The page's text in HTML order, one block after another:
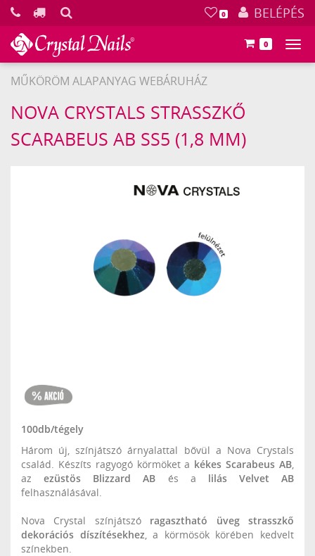
0 BELÉPÉS
0
MŰKÖRÖM ALAPANYAG WEBÁRUHÁZ
Crystal
Nails
NOVA CRYSTALS STRASSZKŐ
SCARABEUS AB SS5 (1,8 MM)
100db/tégely
Három új, színjátszó árnyalattal bővül a Nova Crystals
család. Készíts ragyogó körmöket a kékes Scarabeus AB,
azezüstös Blizzard AB és a lilás Velvet AB
felhasználásával.
Nova Crystal színjátszó ragasztható üveg strasszkő
dekorációs díszítésekhez, a körmösök körében kedvelt
színekben.